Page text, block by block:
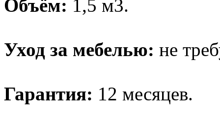
Объём: 1,5 м3.
Уход за мебелью: не
Гарантия: 12 месяцев.